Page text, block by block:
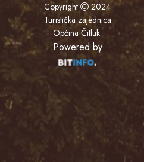
Copyright
2024
Turistička zajednica
Općina Čitluk.
Powered by